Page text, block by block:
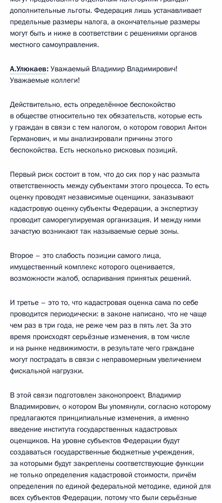
дополнительные льготы. Федерация лишь устанавливает
предельные размеры налога, а окончательные размеры
могут быть и ниже в соответствии с решениями органов
местного самоуправления.
А.Улюкаев: Уважаемый Владимир Владимирович!
Уважаемые коллеги!
Действительно, есть определённое беспокойство
в обществе относительно тех обязательств, которые есть
у граждан в связи с тем налогом, о котором говорил Антон
Германович, и мы анализировали причины этого
беспокойства. Есть несколько рисковых позиций.
Первый риск состоит в том, что до сих пор у нас размыта
ответственность между субъектами этого процесса. То есть
оценку проводят независимые оценщики, заказывают
кадастровую оценку субъекты Федерации, а экспертизу
проводит саморегулируемая организация. И между ними
зачастую возникают так называемые серые зоны.
Второе – это слабость позиции самого лица,
имущественный комплекс которого оценивается,
возможности жалоб, оспаривания принятых решений.
И третье – это то, что кадастровая оценка сама по себе
проводится периодически: в законе написано, что не чаще
чем раз в три года, не реже чем раз в пять лет. За это
время происходят серьёзные изменения, в том числе
и на рынке недвижимости, в результате чего граждане
могут пострадать в связи с неправомерным увеличением
фискальной нагрузки.
В этой связи подготовлен законопроект, Владимир
Владимирович, о котором Вы упомянули, согласно которому
предлагаются принципиальные изменения, а именно
введение института государственных кадастровых
оценщиков. На уровне субъектов Федерации будут
создаваться государственные бюджетные учреждения,
за которыми будут закреплены соответствующие функции
не только определения кадастровой стоимости, причём
определения по единой федеральной методике, единой для
всех субъектов Федерации, потому что были серьёзные